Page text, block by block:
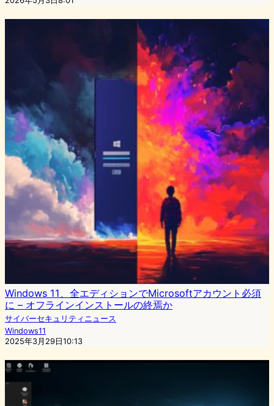
Windows 11、全エディションでMicrosoftアカウント必須
に – オフラインインストールの終焉か
サイバーセキュリティニュース
Windows11
2025年3月29日10:13